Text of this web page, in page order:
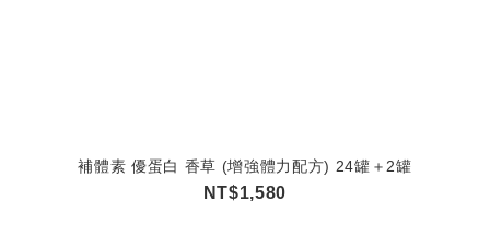
補體素 優蛋白 香草 (增強體力配方) 24罐＋2罐
NT$1,580